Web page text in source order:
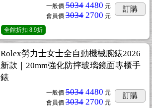
一般價 5034 4480 元
會員價 3034 2700 元
訂購
全館折扣 8.9折
Rolex勞力士女士全自動機械腕錶2026
新款｜20mm強化防摔玻璃鏡面專櫃手
錶
一般價 5034 4480 元
會員價 3034 2700 元
訂購